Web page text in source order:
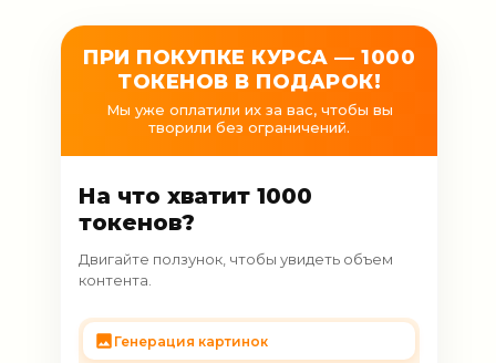
ПРИ ПОКУПКЕ КУРСА — 1000
ТОКЕНОВ В ПОДАРОК!
Мы уже оплатили их за вас, чтобы вы
творили без ограничений.
На что хватит 1000
токенов?
Двигайте ползунок, чтобы увидеть объем
контента.
Генерация картинок